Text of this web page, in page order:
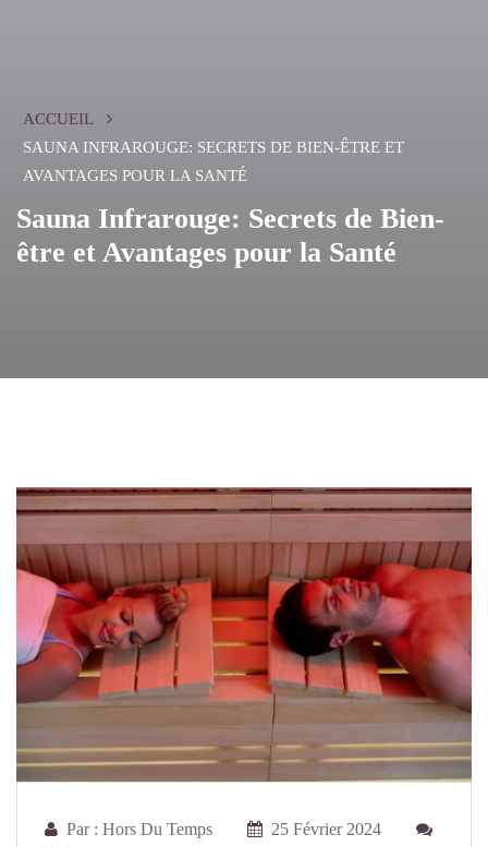
ACCUEIL
SAUNA INFRAROUGE: SECRETS DE BIEN-ÊTRE ET
AVANTAGES POUR LA SANTÉ
Sauna Infrarouge: Secrets de Bien-
être et Avantages pour la Santé
Par : Hors Du Temps
25 Février 2024